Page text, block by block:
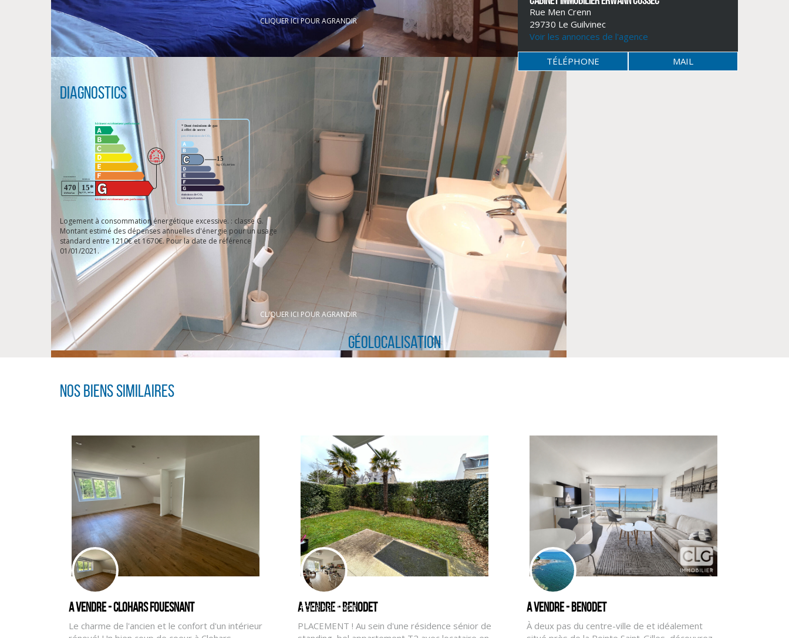
CLIQUER ICI POUR AGRANDIR
CLIQUER ICI POUR AGRANDIR
CLIQUER ICI POUR AGRANDIR
Rue Men Crenn
29730 Le Guilvinec
Voir les annonces de l'agence
TÉLÉPHONE MAIL
Diagnostics
Logement à consommation énergétique excessive. : classe G.
Montant estimé des dépenses annuelles d'énergie pour un usage
standard entre 1210€ et 1670€. Pour la date de référence
01/01/2021.
Géolocalisation
Nos biens similaires
A vendre - CLOHARS FOUESNANT
Le charme de l'ancien et le confort d'un intérieur
A vendre - BENODET
PLACEMENT ! Au sein d'une résidence sénior de
A vendre - BENODET
À deux pas du centre-ville de et idéalement